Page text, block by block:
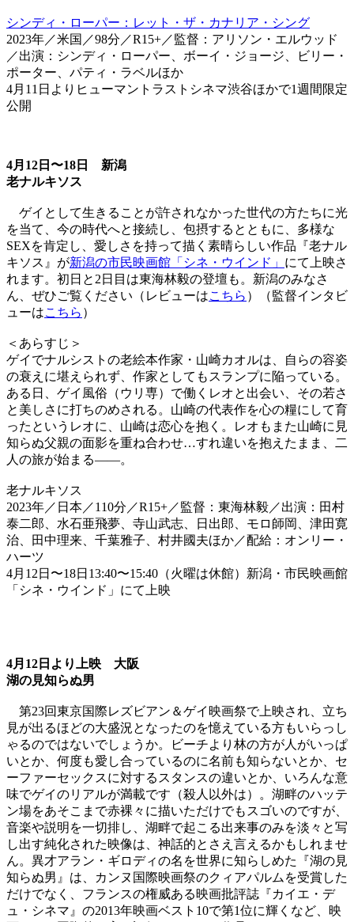
シンディ・ローパー：レット・ザ・カナリア・シング
2023年／米国／98分／R15+／監督：アリソン・エルウッド
／出演：シンディ・ローパー、ボーイ・ジョージ、ビリー・
ポーター、パティ・ラベルほか
4月11日よりヒューマントラストシネマ渋谷ほかで1週間限定
公開
4月12日〜18日 新潟
老ナルキソス
ゲイとして生きることが許されなかった世代の方たちに光
を当て、今の時代へと接続し、包摂するとともに、多様な
SEXを肯定し、愛しさを持って描く素晴らしい作品『老ナル
キソス 』が新潟の市民映画館「シネ・ウインド」 にて上映さ
れます。初日と2日目は東海林毅の登壇も。新潟のみなさ
ん、ぜひご覧ください（レビューはこちら ）（監督インタビ
ューはこちら ）
＜あらすじ＞
ゲイでナルシストの老絵本作家・山崎カオルは、自らの容姿
の衰えに堪えられず、作家としてもスランプに陥っている。
ある日、ゲイ風俗（ウリ専）で働くレオと出会い、その若さ
と美しさに打ちのめされる。山崎の代表作を心の糧にして育
ったというレオに、山崎は恋心を抱く。レオもまた山崎に見
知らぬ父親の面影を重ね合わせ…すれ違いを抱えたまま、二
人の旅が始まる――。
老ナルキソス
2023年／日本／110分／R15+／監督：東海林毅／出演：田村
泰二郎、水石亜飛夢、寺山武志、日出郎、モロ師岡、津田寛
治、田中理来、千葉雅子、村井國夫ほか／配給：オンリー・
ハーツ
4月12日〜18日13:40〜15:40（火曜は休館）新潟・市民映画館
「シネ・ウインド」にて上映
4月12日より上映 大阪
湖の見知らぬ男
第23回東京国際レズビアン＆ゲイ映画祭で上映され、立ち
見が出るほどの大盛況となったのを憶えている方もいらっし
ゃるのではないでしょうか。ビーチより林の方が人がいっぱ
いとか、何度も愛し合っているのに名前も知らないとか、セ
ーファーセックスに対するスタンスの違いとか、いろんな意
味でゲイのリアルが満載です（殺人以外は）。湖畔のハッテ
ン場をあそこまで赤裸々に描いただけでもスゴいのですが、
音楽や説明を一切排し、湖畔で起こる出来事のみを淡々と写
し出す純化された映像は、神話的とさえ言えるかもしれませ
ん。異才アラン・ギロディの名を世界に知らしめた『湖の見
知らぬ男』は、カンヌ国際映画祭のクィアパルムを受賞した
だけでなく、フランスの権威ある映画批評誌『カイエ・デ
ュ・シネマ』の2013年映画ベスト10で第1位に輝くなど、映